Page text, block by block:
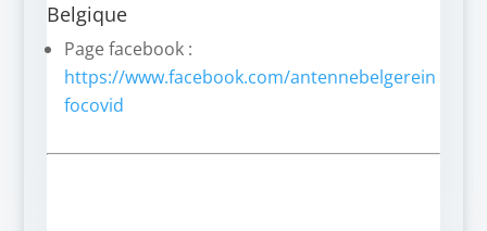
Belgique
Page facebook :
https://www.facebook.com/antennebelgerein
focovid